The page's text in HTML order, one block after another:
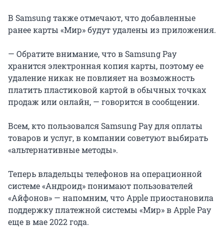
В Samsung также отмечают, что добавленные
ранее карты «Мир» будут удалены из приложения.
— Обратите внимание, что в Samsung Pay
хранится электронная копия карты, поэтому ее
удаление никак не повлияет на возможность
платить пластиковой картой в обычных точках
продаж или онлайн, — говорится в сообщении.
Всем, кто пользовался Samsung Pay для оплаты
товаров и услуг, в компании советуют выбирать
«альтернативные методы».
Теперь владельцы телефонов на операционной
системе «Андроид» понимают пользователей
«Айфонов» — напомним, что Apple приостановила
поддержку платежной системы «Мир» в Apple Pay
еще в мае 2022 года.